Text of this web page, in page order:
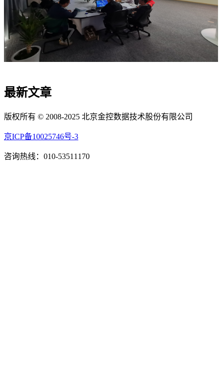
最新文章
版权所有 © 2008-2025 北京金控数据技术股份有限公司
京ICP备10025746号-3
咨询热线：010-53511170